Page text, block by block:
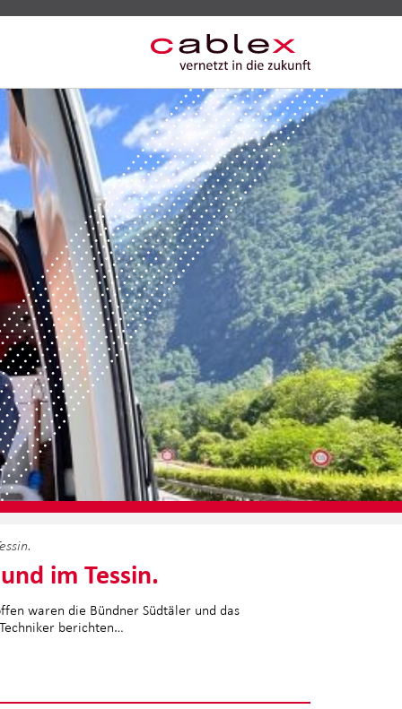
im Tessin.
waren die Bündner Südtäler und das
berichten…